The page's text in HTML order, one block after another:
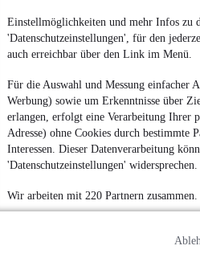
Einstellmöglichkeiten und mehr Infos zu
'Datenschutzeinstellungen', für den
auch erreichbar über den Link im Menü.
Für die Auswahl und Messung einfacher
Werbung) sowie um Erkenntnisse über
erlangen, erfolgt eine Verarbeitung Ihrer
Adresse) ohne Cookies durch bestimmte
Interessen. Dieser Datenverarbeitung
'Datenschutzeinstellungen' widersprechen.
Wir arbeiten mit 220 Partnern zusammen.
AGB
Vertrag widerrufen
Datenschutzeinstellungen
Erklärung zur Barrierefreiheit
Report Security Vulnerability
Fahrzeuge gibt es